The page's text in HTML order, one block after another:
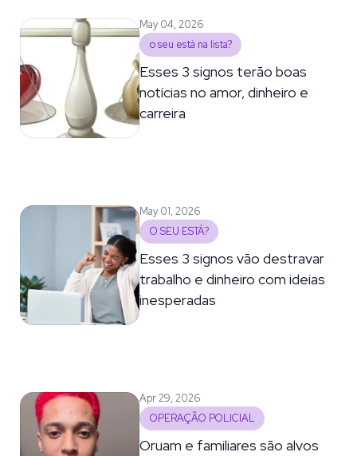
May 04, 2026
o seu está na lista?
Esses 3 signos terão boas
notícias no amor, dinheiro e
carreira
May 01, 2026
O SEU ESTÁ?
Esses 3 signos vão destravar
trabalho e dinheiro com ideias
inesperadas
Apr 29, 2026
OPERAÇÃO POLICIAL
Oruam e familiares são alvos